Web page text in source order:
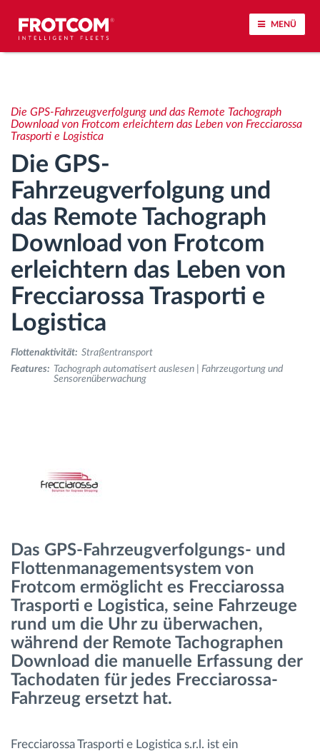
MENÜ
Driving behavior analysis
Driving times monitoring
Workforce management
Remote Tacho Download
Access control
Fuel management
Route planning and monitoring
Ersparnis Rechner
Die GPS-Fahrzeugverfolgung und das Remote Tachograph
Download von Frotcom erleichtern das Leben von Frecciarossa
Trasporti e Logistica
Die GPS-
Fahrzeugverfolgung und
das Remote Tachograph
Download von Frotcom
erleichtern das Leben von
Frecciarossa Trasporti e
Logistica
Flottenaktivität: Straßentransport
Features: Tachograph automatisert auslesen | Fahrzeugortung und
Sensorenüberwachung
Das GPS-Fahrzeugverfolgungs- und
Flottenmanagementsystem von
Frotcom ermöglicht es Frecciarossa
Trasporti e Logistica, seine Fahrzeuge
rund um die Uhr zu überwachen,
während der Remote Tachographen
Download die manuelle Erfassung der
Tachodaten für jedes Frecciarossa-
Fahrzeug ersetzt hat.
Frecciarossa Trasporti e Logistica s.r.l. ist ein